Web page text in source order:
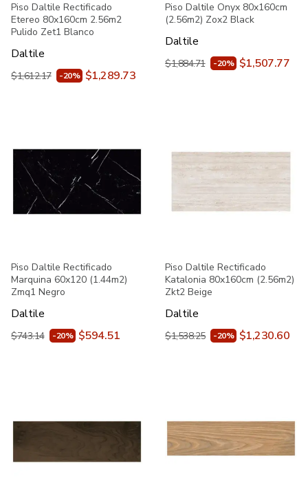
Piso Daltile Rectificado
Etereo 80x160cm 2.56m2
Pulido Zet1 Blanco
Daltile
$1,612.17 -20% $1,289.73
Piso Daltile Onyx 80x160cm
(2.56m2) Zox2 Black
Daltile
$1,884.71 -20% $1,507.77
Piso Daltile Rectificado
Marquina 60x120 (1.44m2)
Zmq1 Negro
Daltile
$743.14 -20% $594.51
Piso Daltile Rectificado
Katalonia 80x160cm (2.56m2)
Zkt2 Beige
Daltile
$1,538.25 -20% $1,230.60